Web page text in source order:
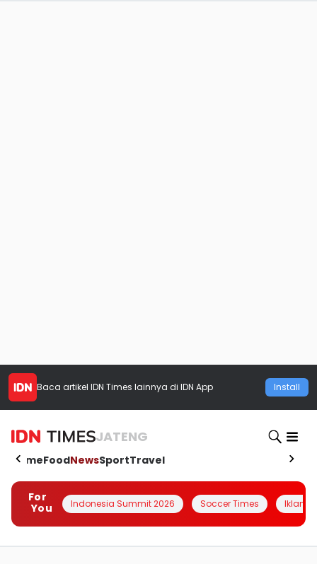
Baca artikel IDN Times lainnya di IDN App Install
JATENG
HomeFoodNewsSportTravel
For
You
Indonesia Summit 2026 Soccer Times Iklanin